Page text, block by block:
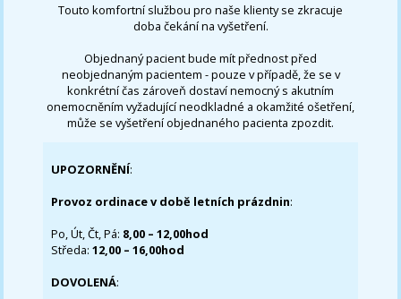
Touto komfortní službou pro naše klienty se zkracuje
doba čekání na vyšetření.
Objednaný pacient bude mít přednost před
neobjednaným pacientem - pouze v případě, že se v
konkrétní čas zároveň dostaví nemocný s akutním
onemocněním vyžadující neodkladné a okamžité ošetření,
může se vyšetření objednaného pacienta zpozdit.
UPOZORNĚNÍ:
Provoz ordinace v době letních prázdnin:
Po, Út, Čt, Pá: 8,00 – 12,00hod
Středa:12,00 – 16,00hod
DOVOLENÁ: